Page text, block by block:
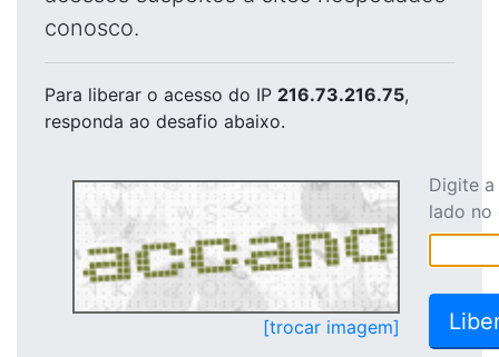
conosco.
Para liberar o acesso do IP 216.73.216.75,
responda ao desafio abaixo.
[trocar imagem]
Digite
lado no